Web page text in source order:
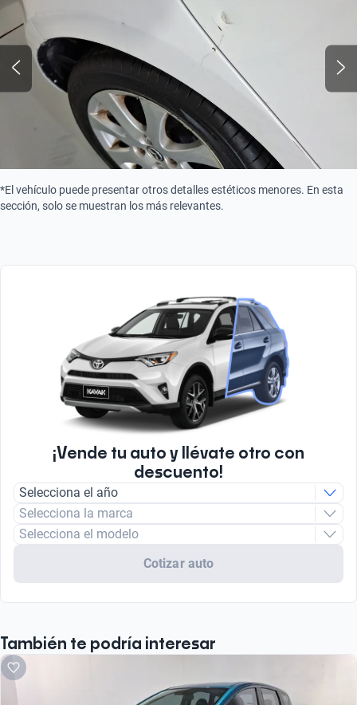
*El vehículo puede presentar otros detalles estéticos menores. En esta
sección, solo se muestran los más relevantes.
¡Vende tu auto y llévate otro con
descuento!
Selecciona el año
Selecciona la marca
Selecciona el modelo
Cotizar auto
También te podría interesar